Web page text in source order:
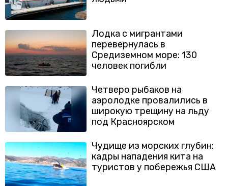
Лодка с мигрантами
перевернулась в
Средиземном море: 130
человек погибли
Четверо рыбаков на
аэролодке провалились в
широкую трещину на льду
под Красноярском
Чудище из морских глубин:
кадры нападения кита на
туристов у побережья США